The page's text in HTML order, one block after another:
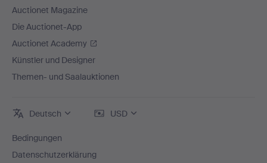
Auctionet Magazine
Die Auctionet-App
Auctionet Academy
Künstler und Designer
Themen- und Saalauktionen
Deutsch USD
Bedingungen
Datenschutzerklärung